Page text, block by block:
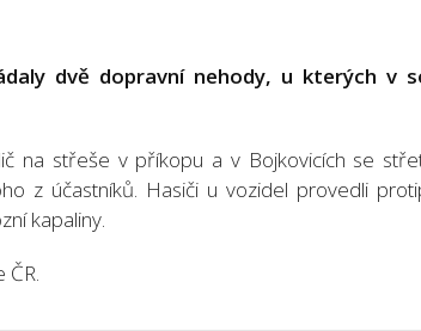
dvě dopravní nehody, u kterých v
na střeše v příkopu a v Bojkovicích se
z účastníků. Hasiči u vozidel provedli
kapaliny.
ČR.